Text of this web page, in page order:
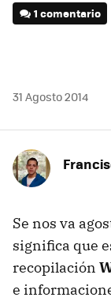
1 comentario
31 Agosto 2014
Se nos va
significa que
recopilación
e